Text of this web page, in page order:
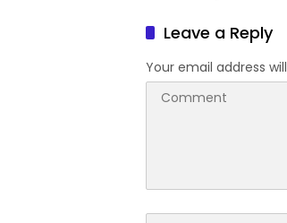
DoxingLeave a Reply
Your email address